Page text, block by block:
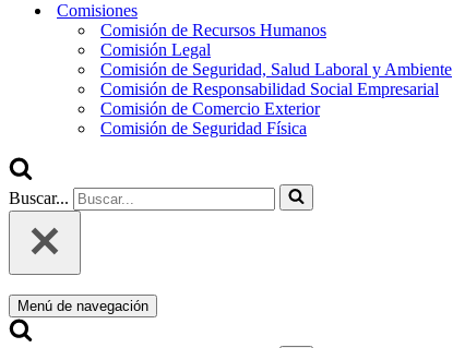
Comisiones
Comisión de Recursos Humanos
Comisión Legal
Comisión de Seguridad, Salud Laboral y Ambiente
Comisión de Responsabilidad Social Empresarial
Comisión de Comercio Exterior
Comisión de Seguridad Física
Buscar...
Menú de navegación